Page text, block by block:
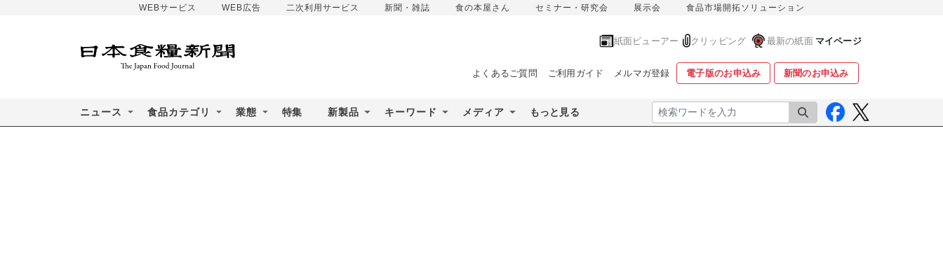
WEBサービス WEB広告 二次利用サービス 新聞・雑誌 食の本屋さん セミナー・研究会 展示会 食品市場開拓ソリューション
紙面ビューアー クリッピング 最新の紙面 マイページ
よくあるご質問 ご利用ガイド メルマガ登録 電子版のお申込み 新聞のお申込み
ニュース 食品カテゴリ 業態 特集 新製品 キーワード メディア もっと見る 検索